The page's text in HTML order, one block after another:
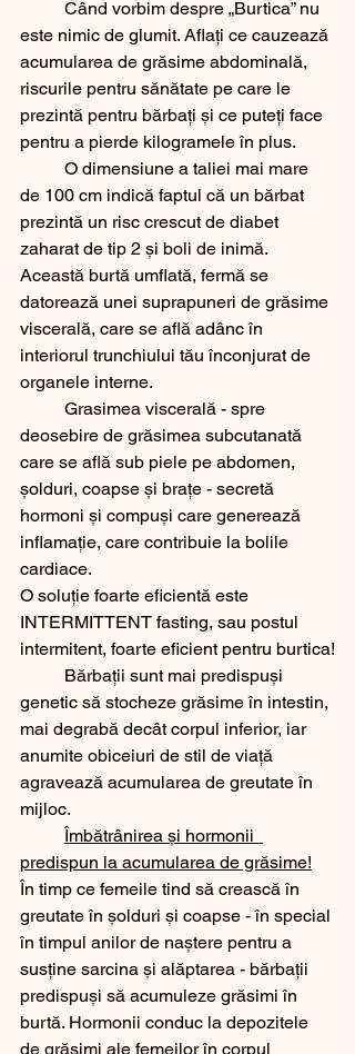
este nimic de glumit. Aflați ce cauzează
acumularea de grăsime abdominală,
riscurile pentru sănătate pe care le
prezintă pentru bărbați și ce puteți face
pentru a pierde kilogramele în plus.
de 100 cm indică faptul că un bărbat
prezintă un risc crescut de diabet
zaharat de tip 2 și boli de inimă.
Această burtă umflată, fermă se
datorează unei suprapuneri de grăsime
viscerală, care se află adânc în
interiorul trunchiului tău înconjurat de
organele interne.
deosebire de grăsimea subcutanată
care se află sub piele pe abdomen,
șolduri, coapse și brațe - secretă
hormoni și compuși care generează
inflamație, care contribuie la bolile
cardiace.
O soluție foarte eficientă este
INTERMITTENT fasting, sau postul
intermitent, foarte eficient pentru burtica!
genetic să stocheze grăsime în intestin,
mai degrabă decât corpul inferior, iar
anumite obiceiuri de stil de viață
agravează acumularea de greutate în
mijloc.
Îmbătrânirea și hormonii
predispun la acumularea de grăsime!
În timp ce femeile tind să crească în
greutate în șolduri și coapse - în special
în timpul anilor de naștere pentru a
susține sarcina și alăptarea - bărbații
predispuși să acumuleze grăsimi în
burtă. Hormonii conduc la depozitele
de grăsimi ale femeilor în corpul